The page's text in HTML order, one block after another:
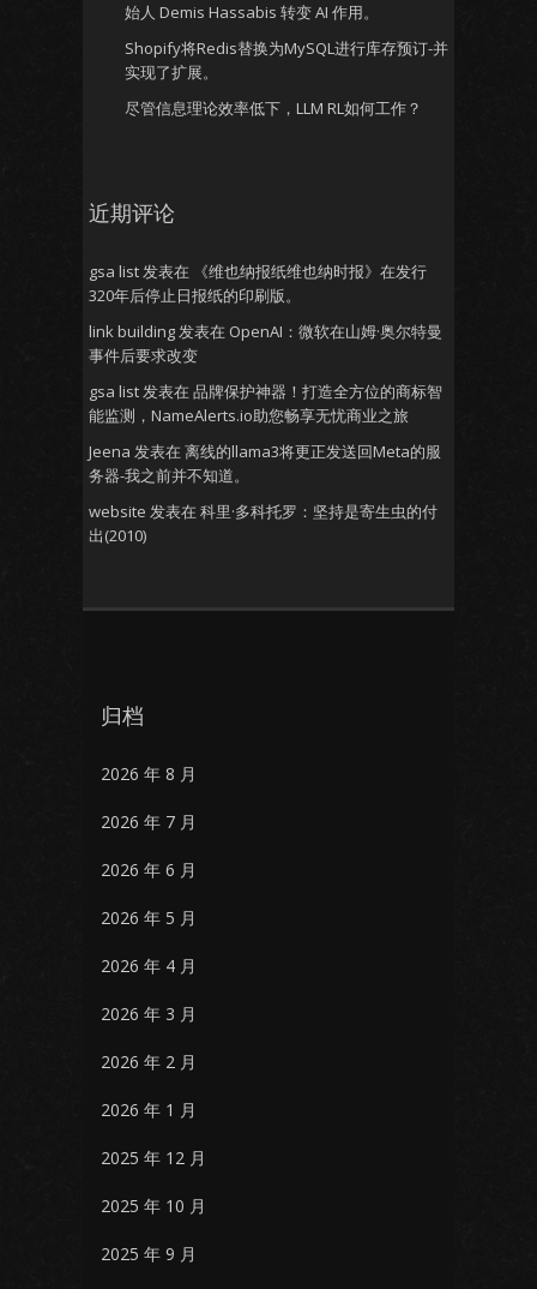
始人 Demis Hassabis 转变 AI 作用。
Shopify将Redis替换为MySQL进行库存预订-并
实现了扩展。
尽管信息理论效率低下，LLM RL如何工作？
近期评论
gsa list发表在
《维也纳报纸维也纳时报》在发行
320年后停止日报纸的印刷版。
link building发表在 OpenAI：微软在山姆·奥尔特曼
事件后要求改变
gsa list发表在 品牌保护神器！打造全方位的商标智
能监测，NameAlerts.io助您畅享无忧商业之旅
Jeena 发表在 离线的llama3将更正发送回Meta的服
务器-我之前并不知道。
website 发表在 科里·多科托罗：坚持是寄生虫的付
出(2010)
归档
2026 年 8 月
2026 年 7 月
2026 年 6 月
2026 年 5 月
2026 年 4 月
2026 年 3 月
2026 年 2 月
2026 年 1 月
2025 年 12 月
2025 年 10 月
2025 年 9 月